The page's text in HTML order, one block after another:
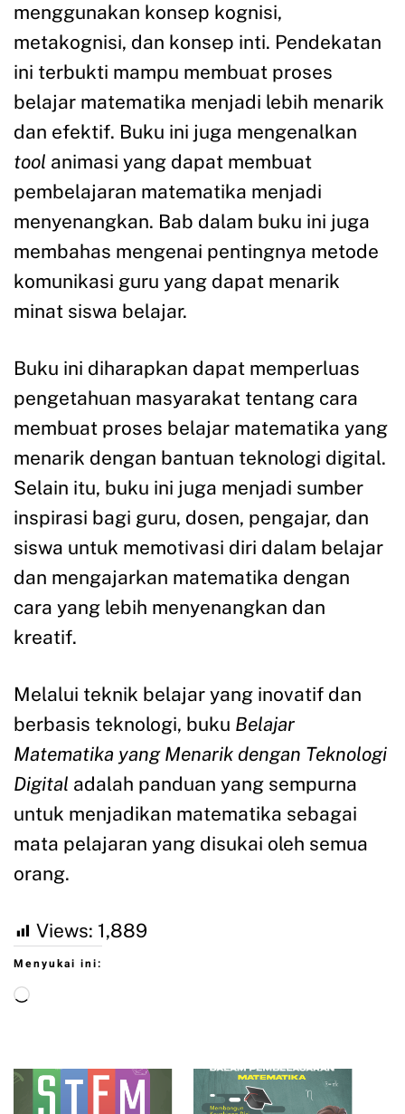
menggunakan konsep kognisi,
metakognisi, dan konsep inti. Pendekatan
ini terbukti mampu membuat proses
belajar matematika menjadi lebih menarik
dan efektif. Buku ini juga mengenalkan
tool animasi yang dapat membuat
pembelajaran matematika menjadi
menyenangkan. Bab dalam buku ini juga
membahas mengenai pentingnya metode
komunikasi guru yang dapat menarik
minat siswa belajar.
Buku ini diharapkan dapat memperluas
pengetahuan masyarakat tentang cara
membuat proses belajar matematika yang
menarik dengan bantuan teknologi digital.
Selain itu, buku ini juga menjadi sumber
inspirasi bagi guru, dosen, pengajar, dan
siswa untuk memotivasi diri dalam belajar
dan mengajarkan matematika dengan
cara yang lebih menyenangkan dan
kreatif.
Melalui teknik belajar yang inovatif dan
berbasis teknologi, buku Belajar
Matematika yang Menarik dengan Teknologi
Digital adalah panduan yang sempurna
untuk menjadikan matematika sebagai
mata pelajaran yang disukai oleh semua
orang.
Views: 1,889
Menyukai ini: